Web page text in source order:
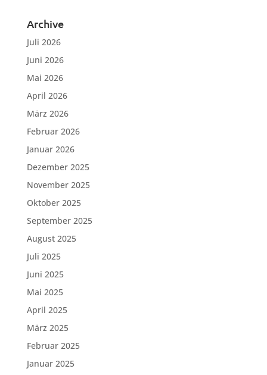
Archive
Juli 2026
Juni 2026
Mai 2026
April 2026
März 2026
Februar 2026
Januar 2026
Dezember 2025
November 2025
Oktober 2025
September 2025
August 2025
Juli 2025
Juni 2025
Mai 2025
April 2025
März 2025
Februar 2025
Januar 2025